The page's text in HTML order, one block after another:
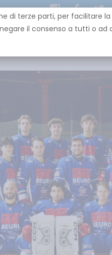
di terze parti, per facilitare
il consenso a tutti o ad